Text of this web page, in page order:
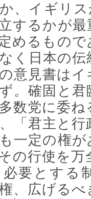
か、イギリ
するかが
めるもの
く日本の
意見書は
。確固と
数党に委
「君主と
一定の権
の行使を
要とする
、広げる